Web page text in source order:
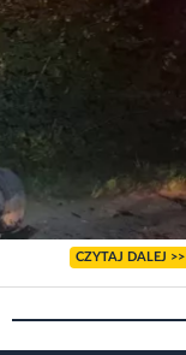
CZYTAJ DALEJ >>